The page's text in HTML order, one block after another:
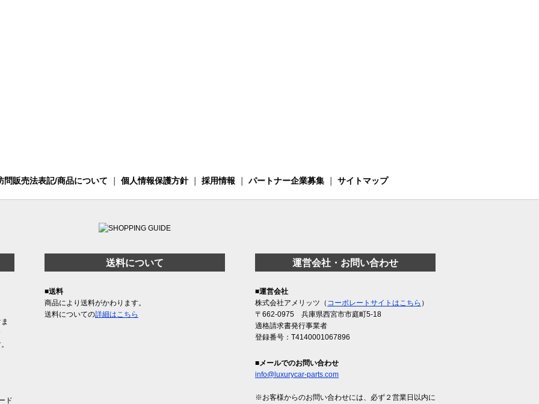
問販売法表記/商品について 個人情報保護方針｜ 採用情報 パートナー企業募集 サイトマップ
ド
送料について
■送料
商品により送料がかわります。
送料についての詳細はこちら
運営会社・お問い合わせ
■運営会社
株式会社アメリッツ（ コーポレートサイトはこちら ）
〒662-0975 兵庫県西宮市市庭町5-18
適格請求書発行事業者
登録番号：T4140001067896
■メールでのお問い合わせ
info@luxurycar-parts.com
※お客様からのお問い合わせには、必ず２営業日以内に